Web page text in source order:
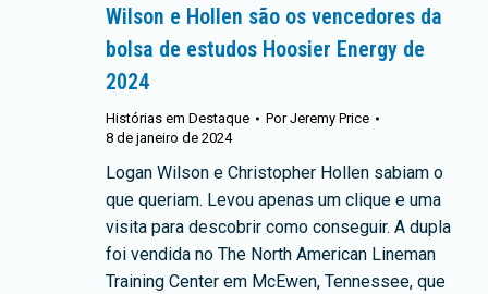
Wilson e Hollen são os vencedores da
bolsa de estudos Hoosier Energy de
2024
Histórias em Destaque PorJeremy Price
8 de janeiro de 2024
Logan Wilson e Christopher Hollen sabiam o
que queriam. Levou apenas um clique e uma
visita para descobrir como conseguir. A dupla
foi vendida no The North American Lineman
Training Center em McEwen, Tennessee, que